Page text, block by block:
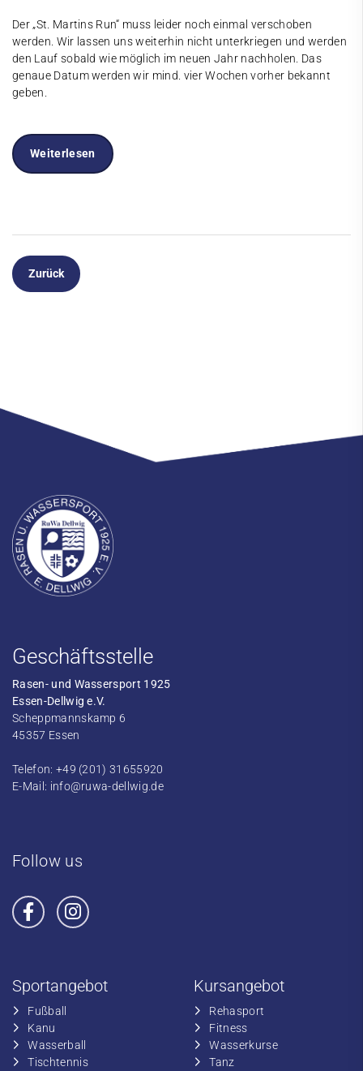
Der „St. Martins Run“ muss leider noch einmal verschoben
werden. Wir lassen uns weiterhin nicht unterkriegen und werden
den Lauf sobald wie möglich im neuen Jahr nachholen. Das
genaue Datum werden wir mind. vier Wochen vorher bekannt
geben.
Weiterlesen
Zurück
Geschäftsstelle
Rasen- und Wassersport 1925
Essen-Dellwig e.V.
Scheppmannskamp 6
45357 Essen
Telefon: +49 (201) 31655920
E-Mail: info@ruwa-dellwig.de
Follow us
Sportangebot
Fußball
​Kanu
​Wasserball
​Tischtennis
Kursangebot
​Rehasport
​​Fitness
​​Wasserkurse
​​Tanz